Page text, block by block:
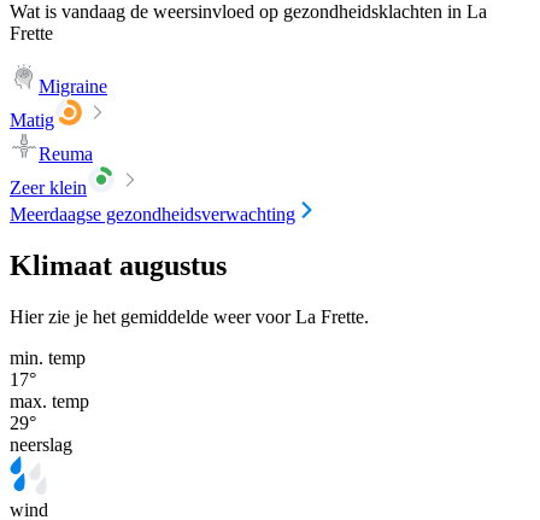
Wat is vandaag de weersinvloed op gezondheidsklachten in La
Frette
Migraine
Matig
Reuma
Zeer klein
Meerdaagse gezondheidsverwachting
Klimaat augustus
Hier zie je het gemiddelde weer voor La Frette.
min. temp
17°
max. temp
29°
neerslag
wind